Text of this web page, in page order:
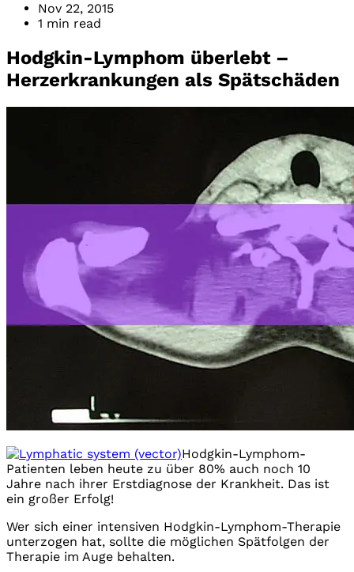
Nov 22, 2015
1 min read
Hodgkin-Lymphom überlebt –
Herzerkrankungen als Spätschäden
Hodgkin-Lymphom-
Patienten leben heute zu über 80% auch noch 10
Jahre nach ihrer Erstdiagnose der Krankheit. Das ist
ein großer Erfolg!
Wer sich einer intensiven Hodgkin-Lymphom-Therapie
unterzogen hat, sollte die möglichen Spätfolgen der
Therapie im Auge behalten.